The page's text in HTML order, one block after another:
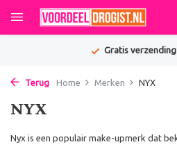
Gratis verzending
Terug Home Merken NYX
NYX
Nyx is een populair make-upmerk dat